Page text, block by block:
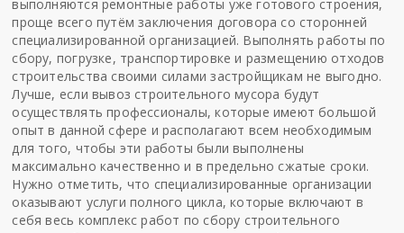
выполняются ремонтные работы уже готового строения,
проще всего путём заключения договора со сторонней
специализированной организацией. Выполнять работы по
сбору, погрузке, транспортировке и размещению отходов
строительства своими силами застройщикам не выгодно.
Лучше, если вывоз строительного мусора будут
осуществлять профессионалы, которые имеют большой
опыт в данной сфере и располагают всем необходимым
для того, чтобы эти работы были выполнены
максимально качественно и в предельно сжатые сроки.
Нужно отметить, что специализированные организации
оказывают услуги полного цикла, которые включают в
себя весь комплекс работ по сбору строительного